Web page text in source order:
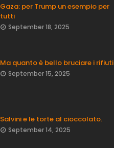
Gaza: per Trump un esempio per
tutti
September 18, 2025
Ma quanto è bello bruciare i rifiuti
September 15, 2025
Salvini e le torte al cioccolato.
September 14, 2025